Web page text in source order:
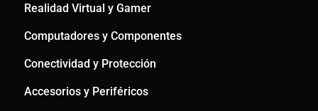
Realidad Virtual y Gamer
Computadores y Componentes
Conectividad y Protección
Accesorios y Periféricos